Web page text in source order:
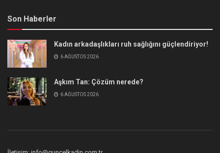
Son Haberler
Kadın arkadaşlıkları ruh sağlığını güçlendiriyor!
6 AĞUSTOS 2026
Aşkım Tan: Çözüm nerede?
6 AĞUSTOS 2026